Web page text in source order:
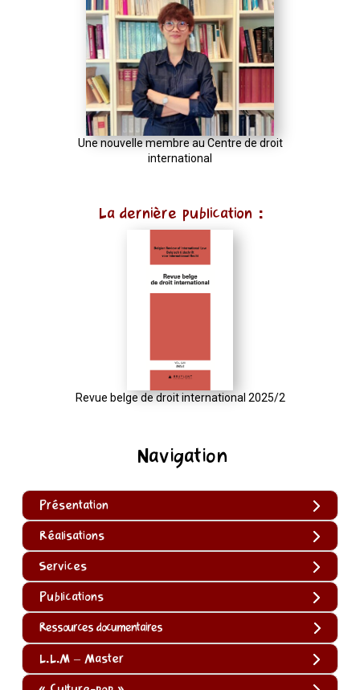
Navigation
Présentation
Réalisations
Services
Publications
Ressources documentaires
L.L.M – Master
Une nouvelle membre au Centre de droit
international
La dernière publication :
Revue belge de droit international 2025/2